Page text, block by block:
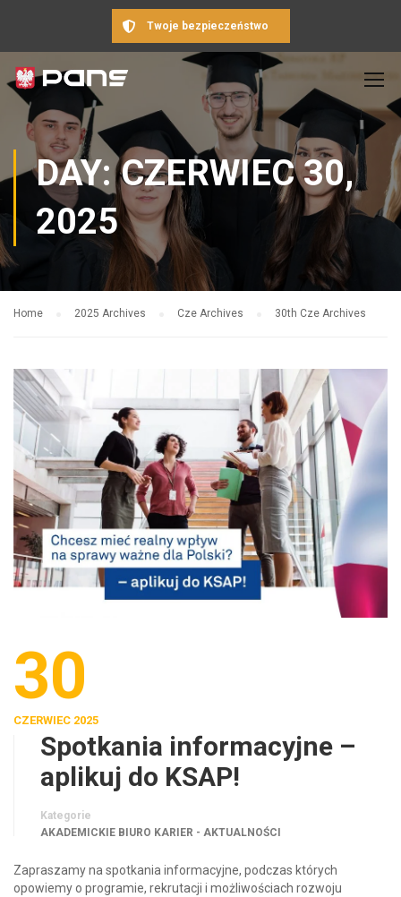
Twoje bezpieczeństwo
DAY: CZERWIEC 30,
2025
Home 2025 Archives Cze Archives 30th Cze Archives
30
CZERWIEC 2025
Spotkania informacyjne –
aplikuj do KSAP!
Kategorie
AKADEMICKIE BIURO KARIER - AKTUALNOŚCI
Zapraszamy na spotkania informacyjne, podczas których
opowiemy o programie, rekrutacji i możliwościach rozwoju